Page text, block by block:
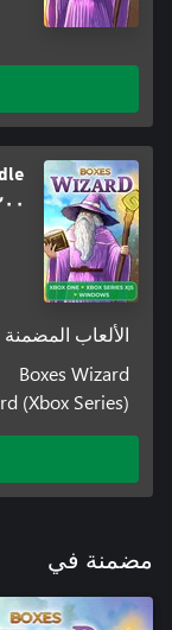
الألعاب المضمنة
Boxes Wizard
(Xbox Series)
مضمنة في